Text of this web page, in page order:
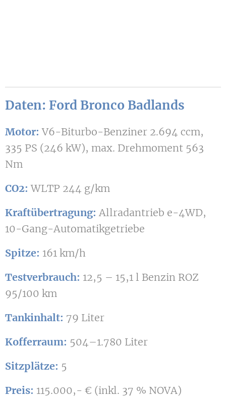
Daten: Ford Bronco Badlands
Motor: V6-Biturbo-Benziner 2.694 ccm,
335 PS (246 kW), max. Drehmoment 563
Nm
CO2: WLTP 244 g/km
Kraftübertragung: Allradantrieb e-4WD,
10-Gang-Automatikgetriebe
Spitze: 161 km/h
Testverbrauch: 12,5 – 15,1 l Benzin ROZ
95/100 km
Tankinhalt: 79 Liter
Kofferraum: 504–1.780 Liter
Sitzplätze: 5
Preis: 115.000,- € (inkl. 37 % NOVA)